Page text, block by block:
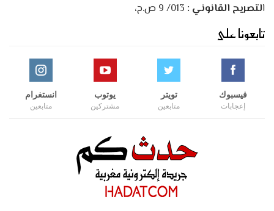
التصريح القانوني :
تابعونا على
فيسبوك
إعجابات
تويتر
متابعين
يوتوب
مشتركين
انستغرام
متابعين